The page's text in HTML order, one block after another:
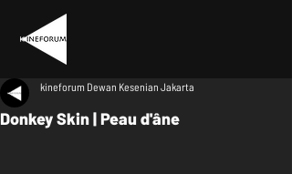
Donkey Skin | Peau d'âne
kineforum Dewan Kesenian Jakarta